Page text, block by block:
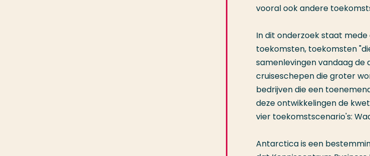
vooral ook andere
In dit onderzoek staat
toekomsten, toekomsten
samenlevingen vandaag de
cruiseschepen die groter
bedrijven die een
deze ontwikkelingen de
vier toekomstscenario's:
Antarctica is een